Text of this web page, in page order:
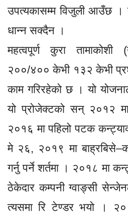
उपत्यकासम्म विजुली आउँछ ।
धान्न सक्दैन ।
महत्वपूर्ण कुरा तामाकोशी
२००/४०० केभी १३२ केभी
काम गरिरहेको छ । यो
यो प्रोजेक्टको सन् २०१२
२०१६ मा पहिलो पटक
मे २६, २०१९ मा
गर्नु पर्ने शर्तमा । २०१८ मा
ठेकेदार कम्पनी ग्वाङ्सी
त्यसमा रि टेण्डर भयो ।